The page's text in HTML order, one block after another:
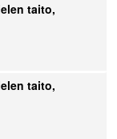
taito,
taito,